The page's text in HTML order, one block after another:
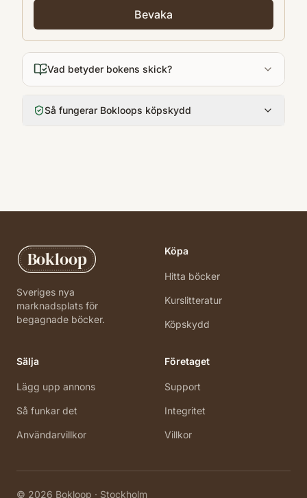
Bevaka
Vad betyder bokens skick?
Så fungerar Bokloops köpskydd
Bokloop
Sveriges nya
marknadsplats för
begagnade böcker.
Köpa
Hitta böcker
Kurslitteratur
Köpskydd
Sälja
Lägg upp annons
Så funkar det
Användarvillkor
Företaget
Support
Integritet
Villkor
© 2026 Bokloop · Stockholm